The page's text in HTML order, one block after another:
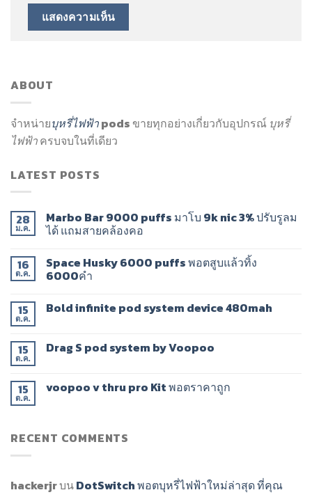
ABOUT
จำหน่ายบุหรี่ไฟฟ้าpods ขายทุกอย่างเกี่ยวกับอุปกรณ์ บุหรี่
ไฟฟ้าครบจบในที่เดียว
LATEST POSTS
28
ม.ค.
Marbo Bar 9000 puffs มาโบ 9k nic 3% ปรับรูลม
ได้ แถมสายคล้องคอ
16
ต.ค.
Space Husky 6000 puffs พอตสูบแล้วทิ้ง
6000คำ
15
ต.ค.
Bold infinite pod system device 480mah
15
ต.ค.
Drag​ S pod system by Voopoo​
15
ต.ค.
voopoo v thru pro Kit พอตราคาถูก
RECENT COMMENTS
hackerjrบนDotSwitch พอตบุหรี่ไฟฟ้าใหม่ล่าสุด ที่คุณ